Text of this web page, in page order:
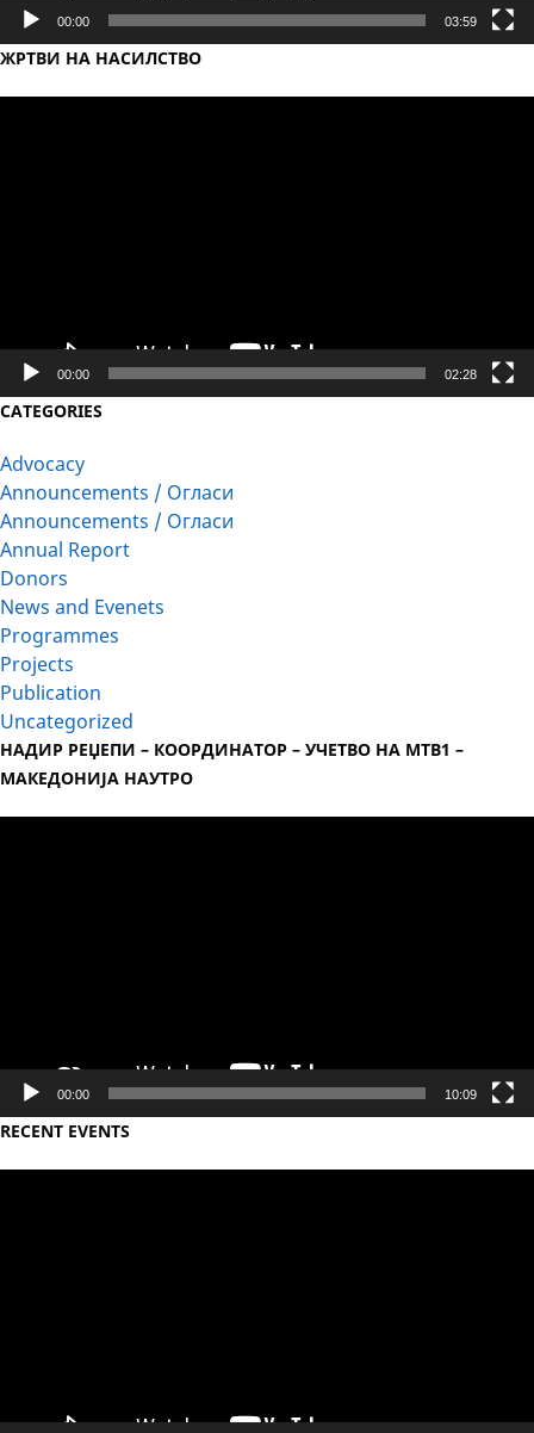
00:00 03:59
ЖРТВИ НА НАСИЛСТВО
00:00 02:28
CATEGORIES
Advocacy
Announcements / Огласи
Announcements / Огласи
Annual Report
Donors
News and Evenets
Programmes
Projects
Publication
Uncategorized
НАДИР РЕЏЕПИ – КООРДИНАТОР – УЧЕТВО НА МТВ1 –
МАКЕДОНИЈА НАУТРО
00:00 10:09
RECENT EVENTS